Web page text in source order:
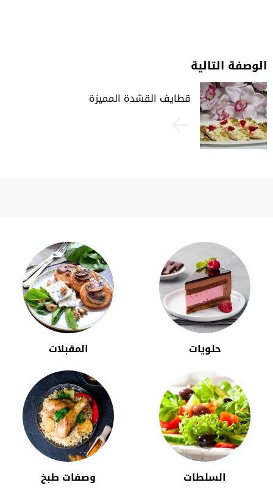
الوصفة التالية
قطايف القشدة المميزة
حلويات المقبلات
السلطات وصفات طبخ